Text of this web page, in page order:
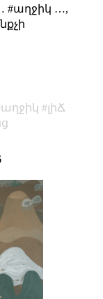
#աղջիկ …,
աղջիկ
լիՃ